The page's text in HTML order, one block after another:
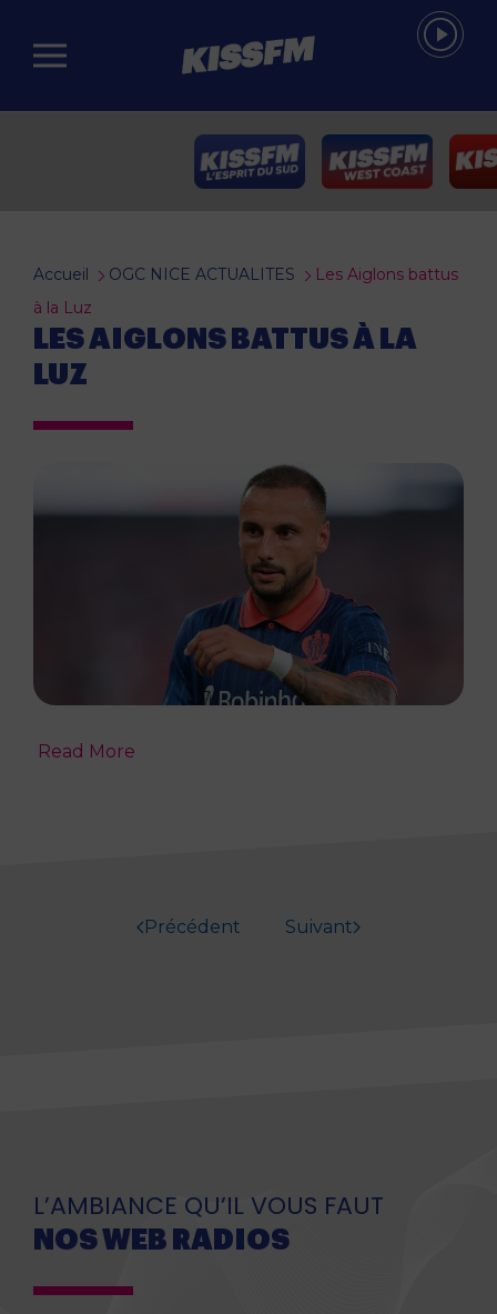
Passer au contenu principal
Accueil OGC NICE ACTUALITES
Les Aiglons battus
à la Luz
LES AIGLONS BATTUS À LA
LUZ
Read More
Précédent Suivant
L’AMBIANCE QU’IL VOUS FAUT
NOS WEB RADIOS